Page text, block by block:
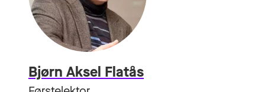
Bjørn Aksel Flatås